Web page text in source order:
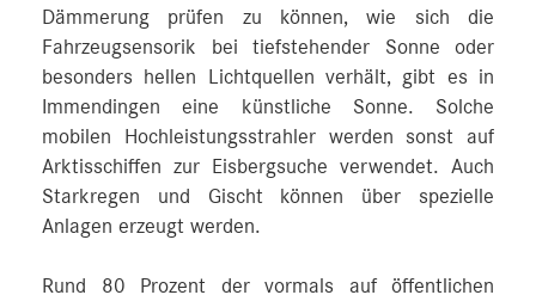
Dämmerung prüfen zu können, wie sich die
Fahrzeugsensorik bei tiefstehender Sonne oder
besonders hellen Lichtquellen verhält, gibt es in
Immendingen eine künstliche Sonne. Solche
mobilen Hochleistungsstrahler werden sonst auf
Arktisschiffen zur Eisbergsuche verwendet. Auch
Starkregen und Gischt können über spezielle
Anlagen erzeugt werden.
Rund 80 Prozent der vormals auf öffentlichen